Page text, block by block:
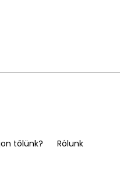
tőlünk? Rólunk